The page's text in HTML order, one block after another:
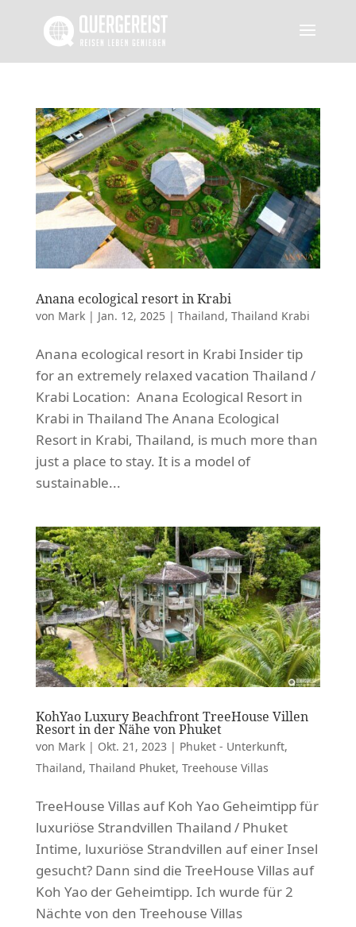
Anana ecological resort in Krabi
von Mark| Jan. 12, 2025| Thailand, Thailand Krabi
Anana ecological resort in Krabi Insider tip
for an extremely relaxed vacation Thailand /
Krabi Location: Anana Ecological Resort in
Krabi in Thailand The Anana Ecological
Resort in Krabi, Thailand, is much more than
just a place to stay. It is a model of
sustainable...
KohYao Luxury Beachfront TreeHouse Villen
Resort in der Nähe von Phuket
von Mark| Okt. 21, 2023 | Phuket - Unterkunft,
Thailand, Thailand Phuket, Treehouse Villas
TreeHouse Villas auf Koh Yao Geheimtipp für
luxuriöse Strandvillen Thailand / Phuket
Intime, luxuriöse Strandvillen auf einer Insel
gesucht? Dann sind die TreeHouse Villas auf
Koh Yao der Geheimtipp. Ich wurde für 2
Nächte von den Treehouse Villas